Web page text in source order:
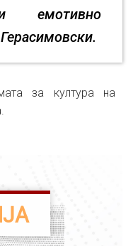
емотивно
за култура на